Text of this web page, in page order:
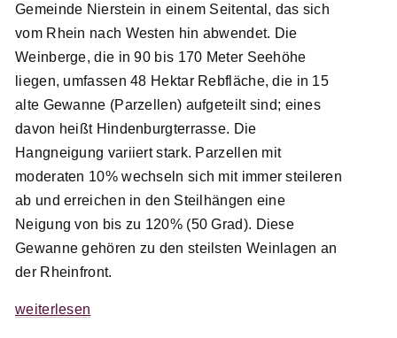
Gemeinde Nierstein in einem Seitental, das sich
vom Rhein nach Westen hin abwendet. Die
Weinberge, die in 90 bis 170 Meter Seehöhe
liegen, umfassen 48 Hektar Rebfläche, die in 15
alte Gewanne (Parzellen) aufgeteilt sind; eines
davon heißt Hindenburgterrasse. Die
Hangneigung variiert stark. Parzellen mit
moderaten 10% wechseln sich mit immer steileren
ab und erreichen in den Steilhängen eine
Neigung von bis zu 120% (50 Grad). Diese
Gewanne gehören zu den steilsten Weinlagen an
der Rheinfront.
weiterlesen